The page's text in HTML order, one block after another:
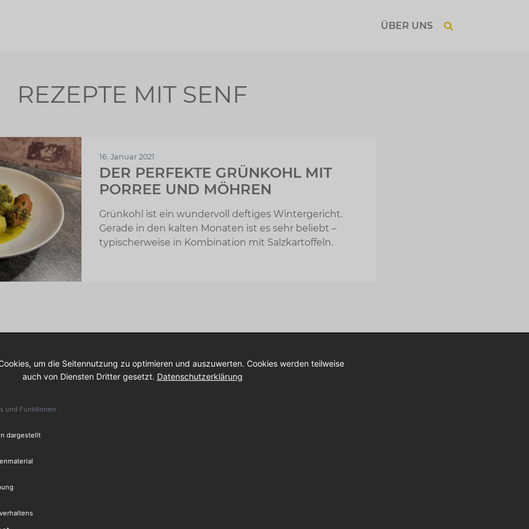
ÜBER UNS
REZEPTE MIT SENF
16. Januar 2021
DER PERFEKTE GRÜNKOHL MIT
PORREE UND MÖHREN
Grünkohl ist ein wundervoll deftiges Wintergericht.
Gerade in den kalten Monaten ist es sehr beliebt –
typischerweise in Kombination mit Salzkartoffeln.
/kweach /kweach.de
um die Seitennutzung zu optimieren und auszuwerten. Cookies werden teilweise
auch von Diensten Dritter gesetzt. Datenschutzerklärung
und Funktionen
dargestellt